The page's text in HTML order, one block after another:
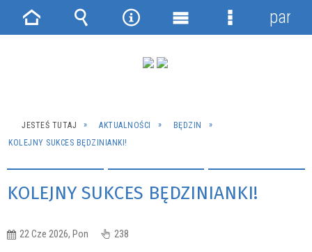
JESTEŚ TUTAJ AKTUALNOŚCI
BĘDZIN
KOLEJNY SUKCES BĘDZINIANKI!
KOLEJNY SUKCES BĘDZINIANKI!
22 Cze 2026, Pon 238
Strona Wyszukiwarka
NarzędziaMenu
Menu
panel